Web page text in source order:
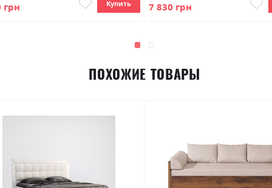
грн Купить 7 830 грн
ПОХОЖИЕ ТОВАРЫ